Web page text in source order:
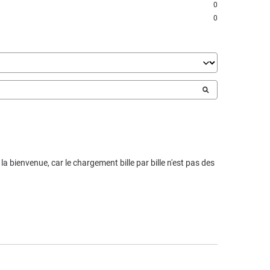
0
0
car le chargement bille par bille n'est pas des